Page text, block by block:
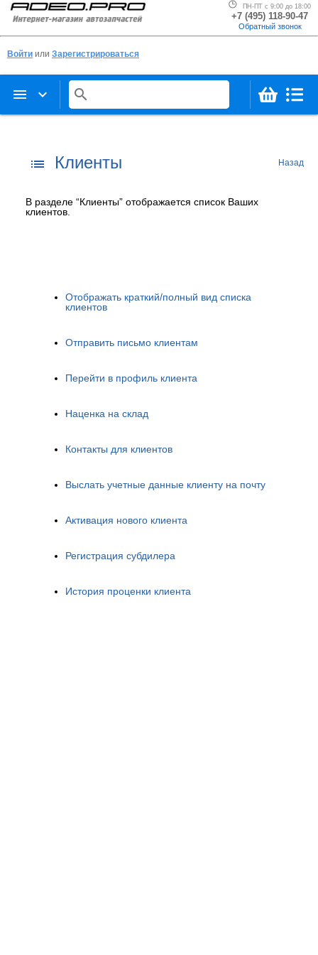
ПН-ПТ с 9:00 до 18:00
+7 (495) 118-90-47
Обратный звонок
Войти или Зарегистрироваться
menu keyboard_arrow_down search
list Клиенты Назад
В разделе “Клиенты” отображается список Ваших
клиентов.
Отображать краткий/полный вид списка
клиентов
Отправить письмо клиентам
Перейти в профиль клиента
Наценка на склад
Контакты для клиентов
Выслать учетные данные клиенту на почту
Активация нового клиента
Регистрация субдилера
История проценки клиента